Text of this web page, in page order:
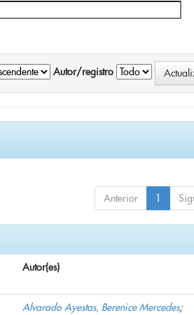
Autor/registro
Anterior 1
Autor(es)
Alvarado Ayestas, Berenice Mercedes;